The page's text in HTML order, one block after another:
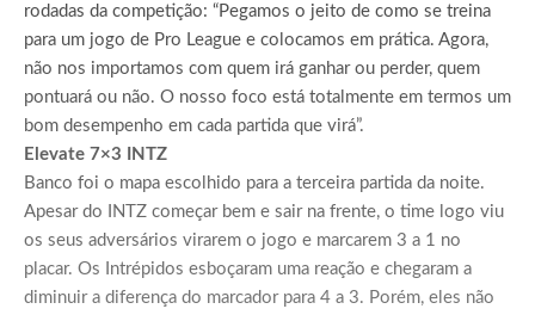
rodadas da competição: “Pegamos o jeito de como se treina
para um jogo de Pro League e colocamos em prática. Agora,
não nos importamos com quem irá ganhar ou perder, quem
pontuará ou não. O nosso foco está totalmente em termos um
bom desempenho em cada partida que virá”.
Elevate 7×3 INTZ
Banco foi o mapa escolhido para a terceira partida da noite.
Apesar do INTZ começar bem e sair na frente, o time logo viu
os seus adversários virarem o jogo e marcarem 3 a 1 no
placar. Os Intrépidos esboçaram uma reação e chegaram a
diminuir a diferença do marcador para 4 a 3. Porém, eles não